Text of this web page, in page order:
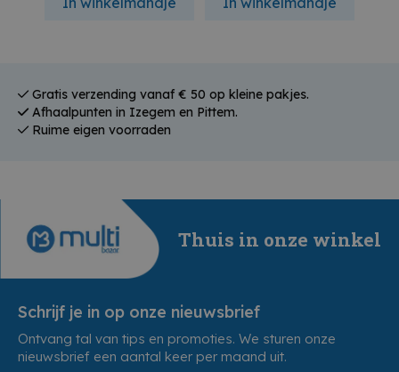
Gratis verzending vanaf € 50 op kleine pakjes.
Afhaalpunten in Izegem en Pittem.
Ruime eigen voorraden
Thuis in onze winkel
Schrijf je in op onze nieuwsbrief
Ontvang tal van tips en promoties. We sturen onze
nieuwsbrief een aantal keer per maand uit.